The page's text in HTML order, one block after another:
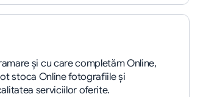
şi cu care completăm Online,
stoca Online fotografiile şi
serviciilor oferite.